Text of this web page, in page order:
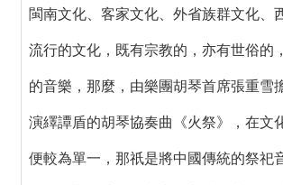
閩南文化、客家文化、外省族群文化、
流行的文化，既有宗教的，亦有世俗的
的音樂，那麼，由樂團胡琴首席張重雪
演繹譚盾的胡琴協奏曲《火祭》，在文
便較為單一，那祇是將中國傳統的祭祀